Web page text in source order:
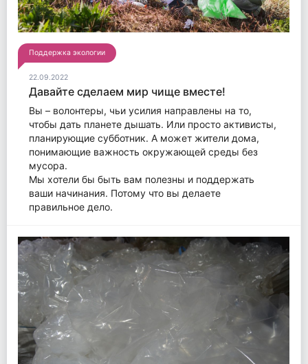
Поддержка экологии
22.09.2022
Давайте сделаем мир чище вместе!
Вы – волонтеры, чьи усилия направлены на то,
чтобы дать планете дышать. Или просто активисты,
планирующие субботник. А может жители дома,
понимающие важность окружающей среды без
мусора.
Мы хотели бы быть вам полезны и поддержать
ваши начинания. Потому что вы делаете
правильное дело.